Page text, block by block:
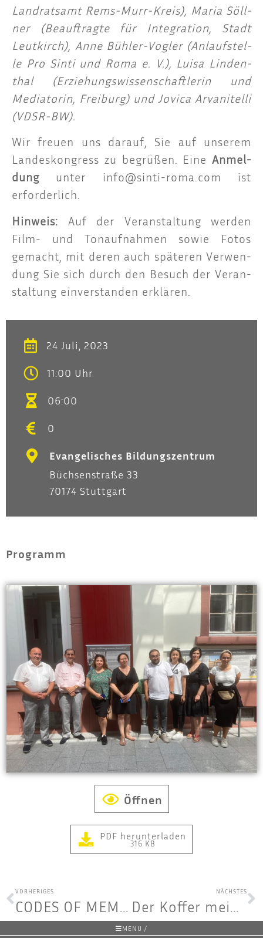
Land­rats­amt Rems-Murr-Kreis), Maria Söll­
ner (Beauf­trag­te für Inte­gra­ti­on, Stadt
Leut­kirch), Anne Büh­ler-Vog­ler (Anlauf­stel­
le Pro Sin­ti und Roma e. V.), Lui­sa Lin­den­
thal (Erzie­hungs­wis­sen­schaft­le­rin und
Media­to­rin, Frei­burg) und Jovica Arva­nitel­li
(VDSR-BW).
Wir freu­en uns dar­auf, Sie auf unse­rem
Lan­des­kon­gress zu begrü­ßen. Eine Anmel­
dung unter info@sinti-roma.com ist
erforderlich.
Hin­weis: Auf der Ver­an­stal­tung wer­den
Film- und Ton­auf­nah­men sowie Fotos
gemacht, mit deren auch spä­te­ren Ver­wen­
dung Sie sich durch den Besuch der Ver­an­
stal­tung ein­ver­stan­den erklären.
24 Juli, 2023
11:00 Uhr
06:00
0
Evangelisches Bildungszentrum
Büchsenstraße 33
70174 Stuttgart
Programm
Öffnen
PDF herunterladen
316 KB
VORHERIGES
CODES OF MEMORY: Geden­ken am 2. August 2023
NÄCHSTES
Der Kof­fer mei­nes Großvaters
MENU /